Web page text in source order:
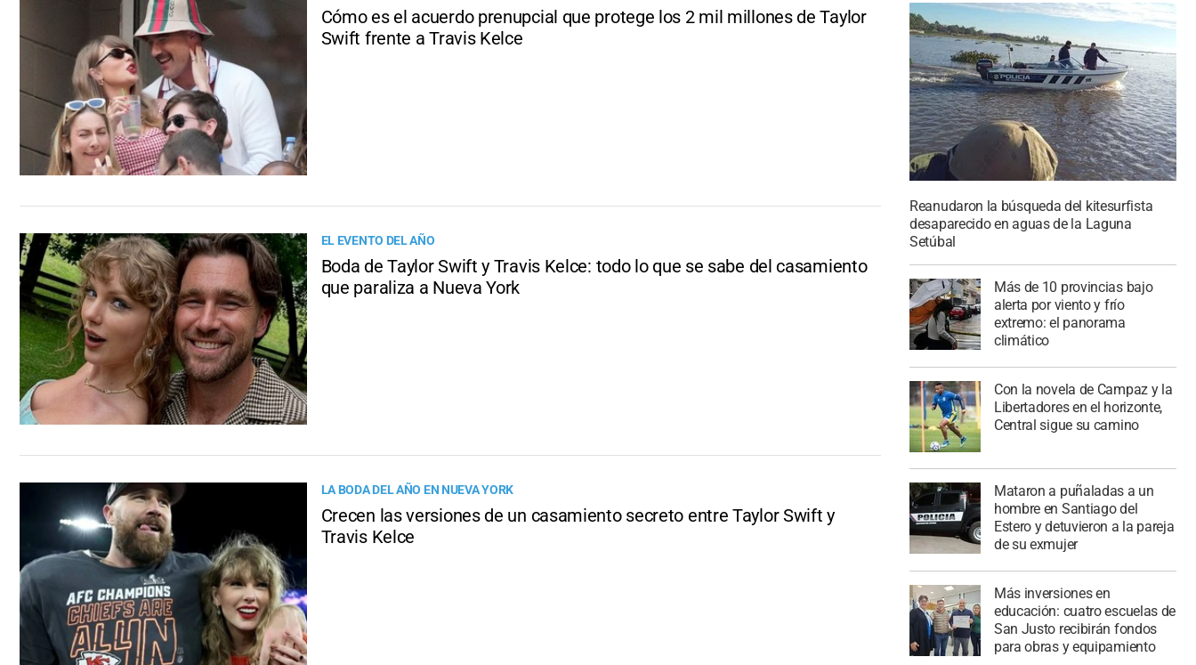
Cómo es el acuerdo prenupcial que protege los 2 mil millones de Taylor
Swift frente a Travis Kelce
EL EVENTO DEL AÑO
Boda de Taylor Swift y Travis Kelce: todo lo que se sabe del casamiento
que paraliza a Nueva York
LA BODA DEL AÑO EN NUEVA YORK
Crecen las versiones de un casamiento secreto entre Taylor Swift y
Travis Kelce
Reanudaron la búsqueda del kitesurfista
desaparecido en aguas de la Laguna
Setúbal
Más de 10 provincias bajo
alerta por viento y frío
extremo: el panorama
climático
Con la novela de Campaz y la
Libertadores en el horizonte,
Central sigue su camino
Mataron a puñaladas a un
hombre en Santiago del
Estero y detuvieron a la pareja
de su exmujer
Más inversiones en
educación: cuatro escuelas de
San Justo recibirán fondos
para obras y equipamiento